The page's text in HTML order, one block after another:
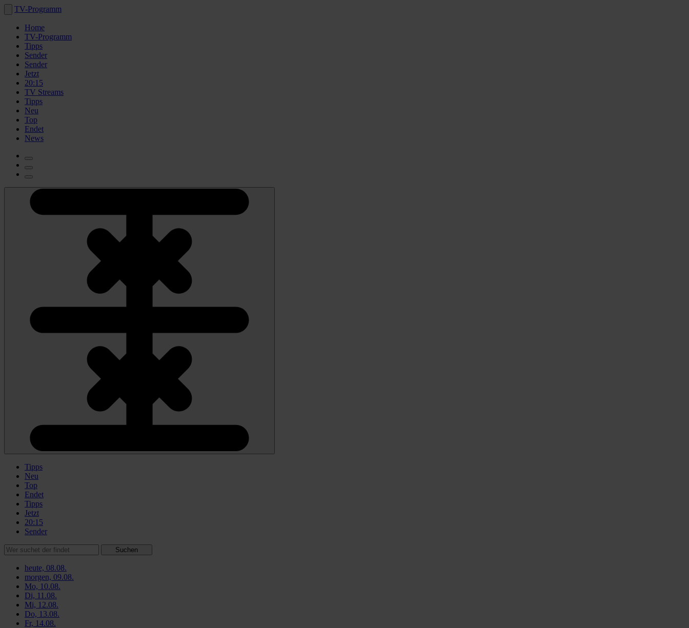
TV-Programm
Home
TV-Programm
Tipps
Sender
Sender
Jetzt
20:15
TV Streams
Tipps
Neu
Top
Endet
News
Tipps
Neu
Top
Endet
Tipps
Jetzt
20:15
Sender
Suchen
heute, 08.08.
morgen, 09.08.
Mo, 10.08.
Di, 11.08.
Mi, 12.08.
Do, 13.08.
Fr, 14.08.